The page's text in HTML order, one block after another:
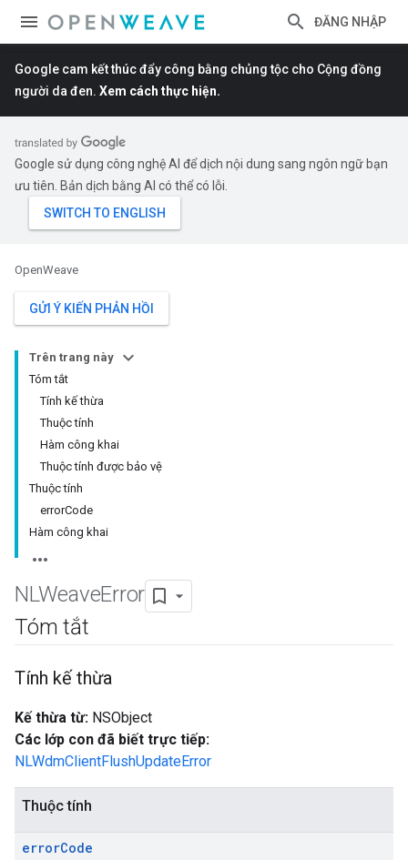
ĐĂNG NHẬP
Google cam kết thúc đẩy công bằng chủng tộc cho Cộng đồng
người da đen. Xem cách thực hiện.
Google sử dụng công nghệ AI để dịch nội dung sang ngôn ngữ bạn
ưu tiên. Bản dịch bằng AI có thể có lỗi.
OpenWeave
GỬI Ý KIẾN PHẢN HỒI
Trên trang này
Tóm tắt
Tính kế thừa
Thuộc tính
Hàm công khai
Thuộc tính được bảo vệ
Thuộc tính
errorCode
Hàm công khai
NLWeaveError
Tóm tắt
Tính kế thừa
Kế thừa từ: NSObject
Các lớp con đã biết trực tiếp:
NLWdmClientFlushUpdateError
Thuộc tính
errorCode